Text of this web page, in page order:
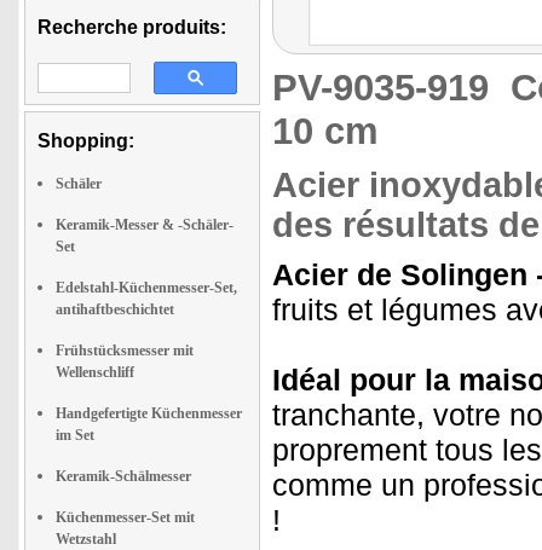
Recherche produits:
Shopping:
Schäler
Keramik-Messer & -Schäler-
Set
Edelstahl-Küchenmesser-Set,
antihaftbeschichtet
Frühstücksmesser mit
Wellenschliff
Handgefertigte Küchenmesser
im Set
Keramik-Schälmesser
Küchenmesser-Set mit
Wetzstahl
PV-9035-919
10 cm
Acier
des résultats
Acier de Solingen
fruits et légumes
Idéal pour la
tranchante, votre
proprement tous
comme un
!